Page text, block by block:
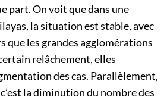
part. On voit que dans une
la situation est stable, avec
que les grandes agglomérations
relâchement, elles
des cas. Parallèlement,
la diminution du nombre des